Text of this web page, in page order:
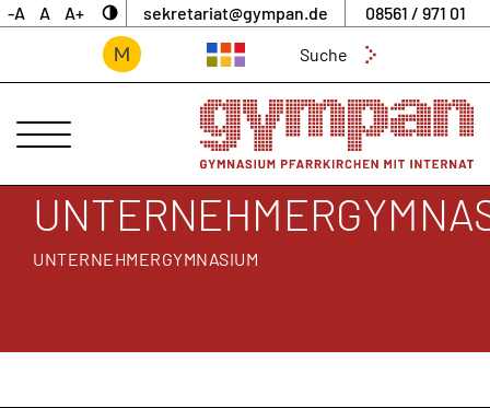
-A A A+ sekretariat@gympan.de
08561 / 971 01
nach:
ANSPRECHPARTNER
SCHULE
INTERNAT
UNTERNEHMERGYMNASIUM